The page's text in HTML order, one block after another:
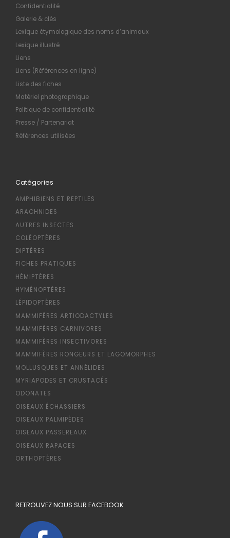
Confidentialité
Galerie & clés
Lexique étymologique des noms d’animaux
Lexique illustré
Liens
Liens (Références en ligne)
Liste des fiches
Matériel photographique
Politique de confidentialité
Presse / Partenariat
Références utilisées
Catégories
AMPHIBIENS ET REPTILES
ARACHNIDES
AUTRES INSECTES
COLÉOPTÈRES
DIPTÈRES
FICHES PRATIQUES
HÉMIPTÈRES
HYMÉNOPTÈRES
LÉPIDOPTÈRES
MAMMIFÈRES ARTIODACTYLES
MAMMIFÈRES CARNIVORES
MAMMIFÈRES INSECTIVORES
MAMMIFÈRES RONGEURS ET LAGOMORPHES
MOLLUSQUES ET ANNÉLIDES
MYRIAPODES ET CRUSTACÉS
ODONATES
OISEAUX ÉCHASSIERS
OISEAUX PALMIPÈDES
OISEAUX PASSEREAUX
OISEAUX RAPACES
ORTHOPTÈRES
RETROUVEZ NOUS SUR FACEBOOK